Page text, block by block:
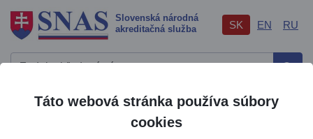
Slovenská národná
akreditačná služba
SK EN RU
Dôležité odkazy
Táto webová stránka používa súbory
cookies